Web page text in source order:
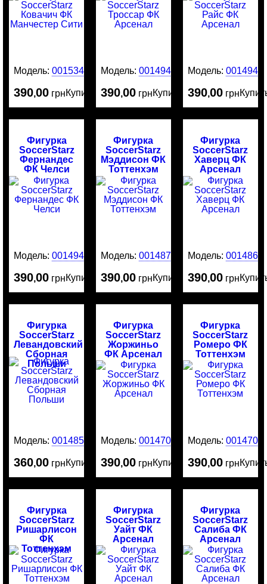
Модель:0015340
390,00 грнКупить
Модель:0014945
390,00 грнКупить
Модель: 0014944
390,00 грн
Фигурка
SoccerStarz
Фернандес
ФК Челси
Модель:0014943
390,00 грнКупить
Фигурка
SoccerStarz
Мэддисон ФК
Тоттенхэм
Модель:0014874
390,00 грнКупить
Фигурка
SoccerStarz
Хаверц ФК
Арсенал
Модель: 0014865
390,00 грн
Фигурка
SoccerStarz
Левандовский
Сборная
Польши
Модель:0014859
360,00 грнКупить
Фигурка
SoccerStarz
Жоржиньо
ФК Арсенал
Модель:0014709
390,00 грнКупить
Фигурка
SoccerStarz
Ромеро ФК
Тоттенхэм
Модель: 0014707
390,00 грн
Фигурка
SoccerStarz
Ришарлисон
ФК
Тоттенхэм
Фигурка
SoccerStarz
Уайт ФК
Арсенал
Фигурка
SoccerStarz
Салиба ФК
Арсенал